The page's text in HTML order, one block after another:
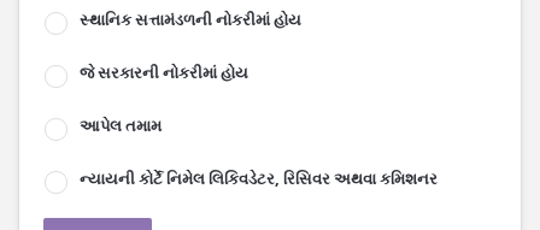
સ્થાનિક સત્તામંડળની નોકરીમાં હોય
જે સરકારની નોકરીમાં હોય
આપેલ તમામ
ન્યાયની કોર્ટે નિમેલ લિકિવડેટર, રિસિવર અથવા કમિશનર